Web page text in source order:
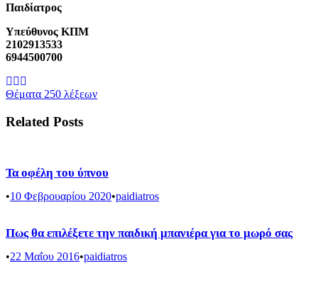
Παιδίατρος
Υπεύθυνος ΚΠΜ
2102913533
6944500700
Θέματα 250 λέξεων
Related Posts
Τα οφέλη του ύπνου
•10 Φεβρουαρίου 2020•paidiatros
Πως θα επιλέξετε την παιδική μπανιέρα για το μωρό σας
•22 Μαΐου 2016•paidiatros